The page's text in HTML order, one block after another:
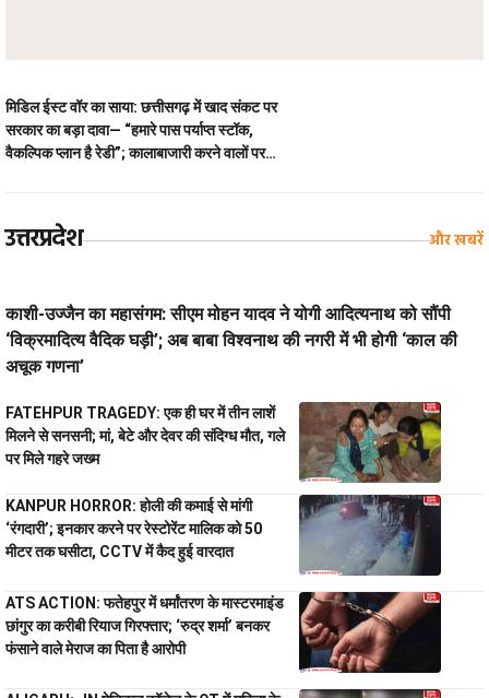
मिडिल ईस्ट वॉर का साया: छत्तीसगढ़ में खाद संकट पर
सरकार का बड़ा दावा— “हमारे पास पर्याप्त स्टॉक,
वैकल्पिक प्लान है रेडी”; कालाबाजारी करने वालों पर
उत्तरप्रदेश और खबरें
काशी-उज्जैन का महासंगम: सीएम मोहन यादव ने योगी आदित्यनाथ को सौंपी
‘विक्रमादित्य वैदिक घड़ी’; अब बाबा विश्वनाथ की नगरी में भी होगी ‘काल की
अचूक गणना’
FATEHPUR TRAGEDY: एक ही घर में तीन लाशें
मिलने से सनसनी; मां, बेटे और देवर की संदिग्ध मौत, गले
पर मिले गहरे जख्म
KANPUR HORROR: होली की कमाई से मांगी
‘रंगदारी’; इनकार करने पर रेस्टोरेंट मालिक को 50
मीटर तक घसीटा, CCTV में कैद हुई वारदात
ATS ACTION: फतेहपुर में धर्मांतरण के मास्टरमाइंड
छांगुर का करीबी रियाज गिरफ्तार; ‘रुद्र शर्मा’ बनकर
फंसाने वाले मेराज का पिता है आरोपी